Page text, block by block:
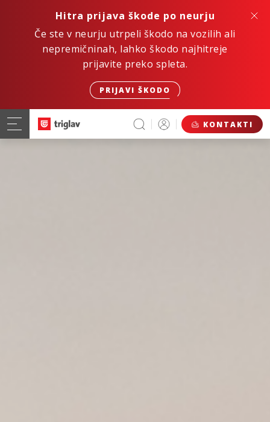
Hitra prijava škode po neurju
Če ste v neurju utrpeli škodo na vozilih ali
nepremičninah, lahko škodo najhitreje
prijavite preko spleta.
PRIJAVI ŠKODO
KONTAKTI